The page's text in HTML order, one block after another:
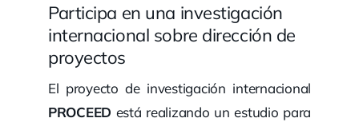
Participa en una investigación
internacional sobre dirección de
proyectos
El proyecto de investigación internacional
PROCEED está realizando un estudio para